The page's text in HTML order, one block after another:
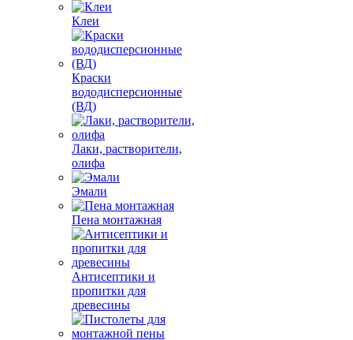
Клеи
Краски
вододисперсионные
(ВД)
Лаки, растворители,
олифа
Эмали
Пена монтажная
Антисептики и
пропитки для
древесины